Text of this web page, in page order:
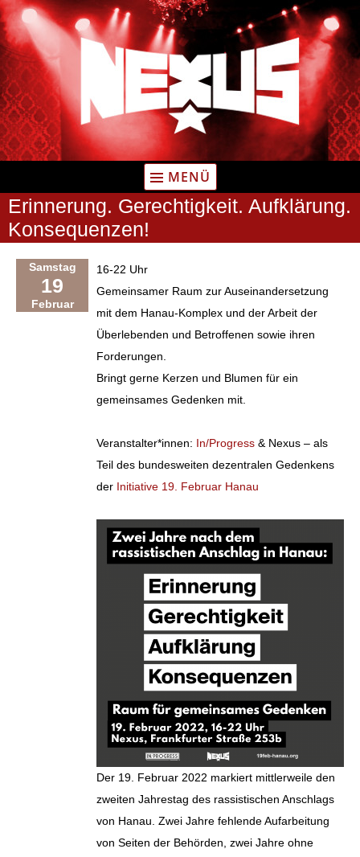
Zum
Inhalt
springen
MENÜ
Erinnerung. Gerechtigkeit. Aufklärung.
Konsequenzen!
Samstag
19
Februar
16-22 Uhr
Gemeinsamer Raum zur Auseinandersetzung
mit dem Hanau-Komplex und der Arbeit der
Überlebenden und Betroffenen sowie ihren
Forderungen.
Bringt gerne Kerzen und Blumen für ein
gemeinsames Gedenken mit.
Veranstalter*innen: In/Progress & Nexus – als
Teil des bundesweiten dezentralen Gedenkens
der Initiative 19. Februar Hanau
Der 19. Februar 2022 markiert mittlerweile den
zweiten Jahrestag des rassistischen Anschlags
von Hanau. Zwei Jahre fehlende Aufarbeitung
von Seiten der Behörden, zwei Jahre ohne